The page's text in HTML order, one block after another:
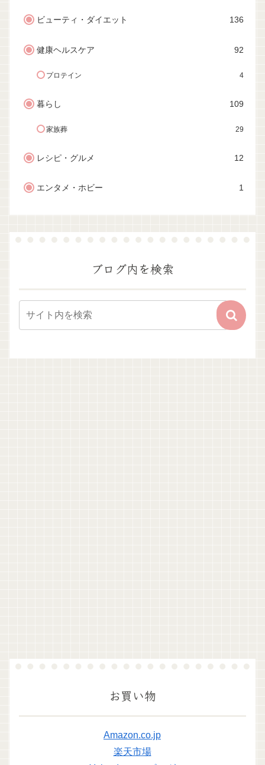
ビューティ・ダイエット 136
健康ヘルスケア 92
プロテイン 4
暮らし 109
家族葬 29
レシピ・グルメ 12
エンタメ・ホビー 1
ブログ内を検索
お買い物
Amazon.co.jp
楽天市場